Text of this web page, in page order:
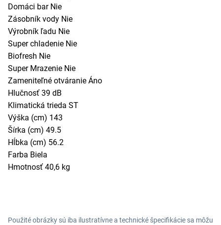
Domáci bar Nie
Zásobník vody Nie
Výrobník ľadu Nie
Super chladenie Nie
Biofresh Nie
Super Mrazenie Nie
Zameniteľné otváranie Áno
Hlučnosť 39 dB
Klimatická trieda ST
Výška (cm) 143
Šírka (cm) 49.5
Hĺbka (cm) 56.2
Farba Biela
Hmotnosť 40,6 kg
Použité obrázky sú iba ilustratívne a technické špecifikácie sa môžu